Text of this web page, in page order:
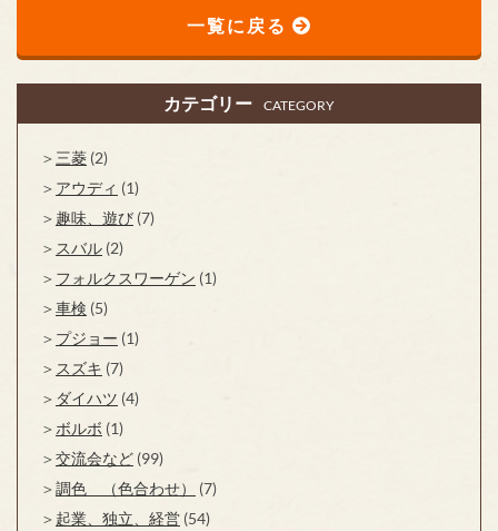
一覧に戻る
カテゴリー CATEGORY
三菱 (2)
アウディ (1)
趣味、遊び (7)
スバル (2)
フォルクスワーゲン (1)
車検 (5)
プジョー (1)
スズキ (7)
ダイハツ (4)
ボルボ (1)
交流会など (99)
調色 （色合わせ）
(7)
起業、独立、経営 (54)